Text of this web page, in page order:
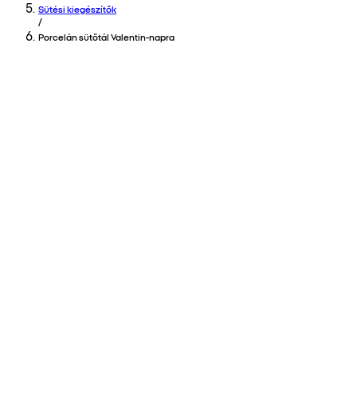
Sütési kiegészítők
/
Porcelán sütőtál Valentin-napra